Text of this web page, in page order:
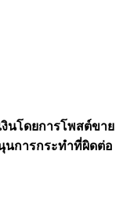
นโดยการโพสต์ขาย
นการกระทำที่ผิดต่อ